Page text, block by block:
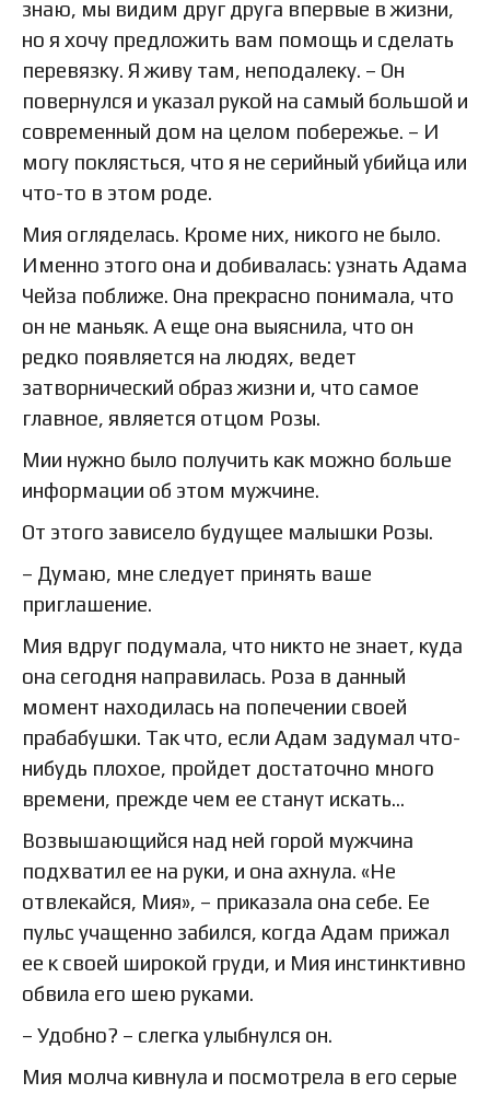
знаю, мы видим друг друга впервые в жизни,
но я хочу предложить вам помощь и сделать
перевязку. Я живу там, неподалеку. – Он
повернулся и указал рукой на самый большой и
современный дом на целом побережье. – И
могу поклясться, что я не серийный убийца или
что-то в этом роде.
Мия огляделась. Кроме них, никого не было.
Именно этого она и добивалась: узнать Адама
Чейза поближе. Она прекрасно понимала, что
он не маньяк. А еще она выяснила, что он
редко появляется на людях, ведет
затворнический образ жизни и, что самое
главное, является отцом Розы.
Мии нужно было получить как можно больше
информации об этом мужчине.
От этого зависело будущее малышки Розы.
– Думаю, мне следует принять ваше
приглашение.
Мия вдруг подумала, что никто не знает, куда
она сегодня направилась. Роза в данный
момент находилась на попечении своей
прабабушки. Так что, если Адам задумал что-
нибудь плохое, пройдет достаточно много
времени, прежде чем ее станут искать…
Возвышающийся над ней горой мужчина
подхватил ее на руки, и она ахнула. «Не
отвлекайся, Мия», – приказала она себе. Ее
пульс учащенно забился, когда Адам прижал
ее к своей широкой груди, и Мия инстинктивно
обвила его шею руками.
– Удобно? – слегка улыбнулся он.
Мия молча кивнула и посмотрела в его серые